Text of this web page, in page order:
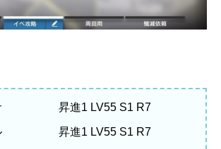
サ 昇進1 LV55 S1 R7
ル 昇進1 LV55 S1 R7